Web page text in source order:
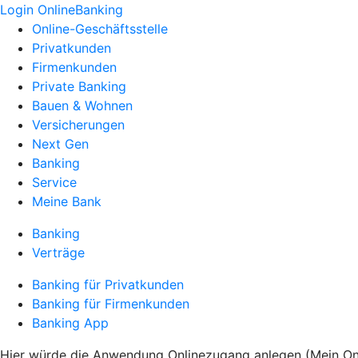
Login OnlineBanking
Online-Geschäftsstelle
Privatkunden
Firmenkunden
Private Banking
Bauen & Wohnen
Versicherungen
Next Gen
Banking
Service
Meine Bank
Banking
Verträge
Banking für Privatkunden
Banking für Firmenkunden
Banking App
Hier würde die Anwendung Onlinezugang anlegen (Mein